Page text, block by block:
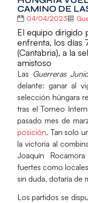
CAMINO DE
04/04/2023
El equipo dirigido
enfrenta, los días
(Cantabria), a la
amistoso
Las Guerreras
delante: ganar al
selección húngara
tras elTorneo
pasado mes de
posición. Tan solo
la victoria al
Joaquín Rocamora
fuertes como
sin duda, dotaría de
Los partidos se